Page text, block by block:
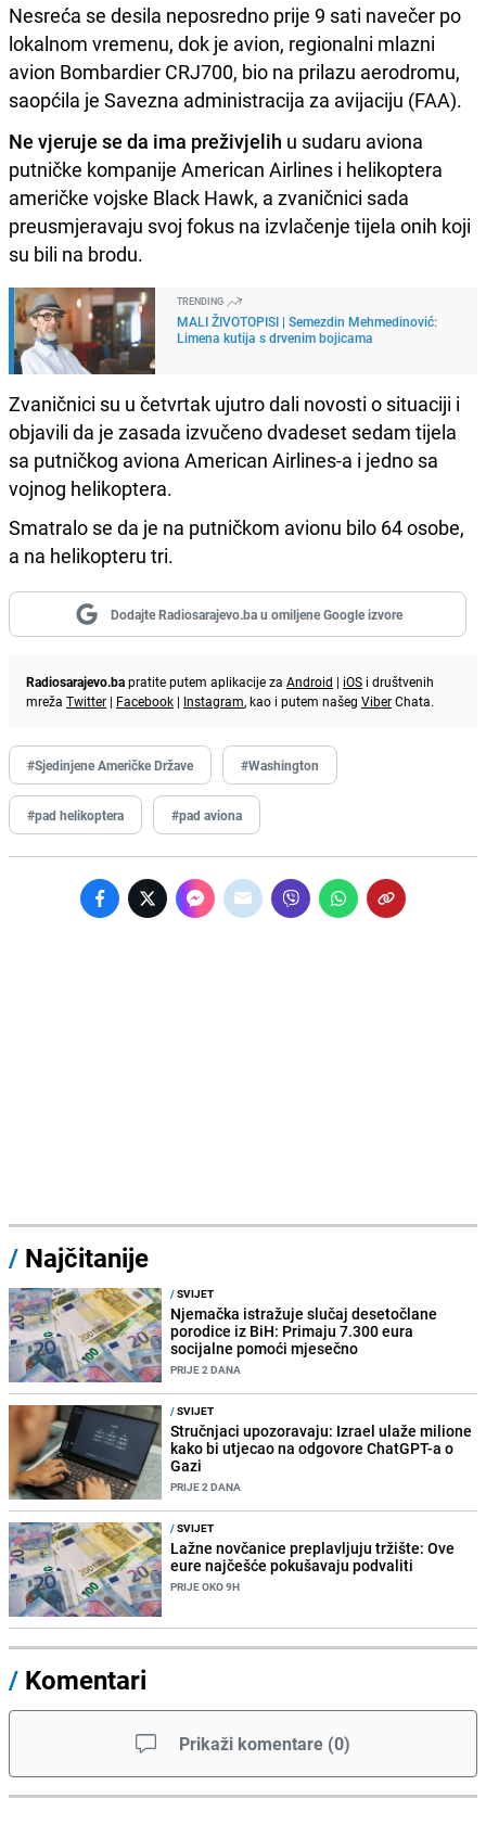
Nesreća se desila neposredno prije 9 sati navečer po
lokalnom vremenu, dok je avion, regionalni mlazni
avion Bombardier CRJ700, bio na prilazu aerodromu,
saopćila je Savezna administracija za avijaciju (FAA).
Ne vjeruje se da ima preživjelih u sudaru aviona
putničke kompanije American Airlines i helikoptera
američke vojske Black Hawk, a zvaničnici sada
preusmjeravaju svoj fokus na izvlačenje tijela onih koji
su bili na brodu.
TRENDING
MALI ŽIVOTOPISI | Semezdin Mehmedinović:
Limena kutija s drvenim bojicama
Zvaničnici su u četvrtak ujutro dali novosti o situaciji i
objavili da je zasada izvučeno dvadeset sedam tijela
sa putničkog aviona American Airlines-a i jedno sa
vojnog helikoptera.
Smatralo se da je na putničkom avionu bilo 64 osobe,
a na helikopteru tri.
Dodajte Radiosarajevo.ba u omiljene Google izvore
Radiosarajevo.bapratite putem aplikacije za Android | iOS i društvenih
mreža Twitter | Facebook | Instagram, kao i putem našeg ViberChata.
#Sjedinjene Američke Države #Washington
#pad helikoptera #pad aviona
/ Najčitanije
/SVIJET
Njemačka istražuje slučaj desetočlane
porodice iz BiH: Primaju 7.300 eura
socijalne pomoći mjesečno
PRIJE 2 DANA
/SVIJET
Stručnjaci upozoravaju: Izrael ulaže milione
kako bi utjecao na odgovore ChatGPT-a o
Gazi
PRIJE 2 DANA
/SVIJET
Lažne novčanice preplavljuju tržište: Ove
eure najčešće pokušavaju podvaliti
PRIJE OKO 9H
/ Komentari
Prikaži komentare (0)